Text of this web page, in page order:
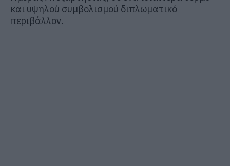
και υψηλού συμβολισμού διπλωματικό
περιβάλλον.